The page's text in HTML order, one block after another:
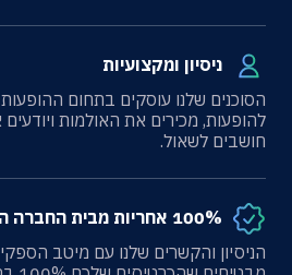
ניסיון ומקצועיות
הסוכנים שלנו עוסקים בתחום
להופעות, מכירים את האולמות
חושבים לשאול.
100% אחריות מבית החברה הגיאוגרפית
הניסיון והקשרים שלנו עם מיטב